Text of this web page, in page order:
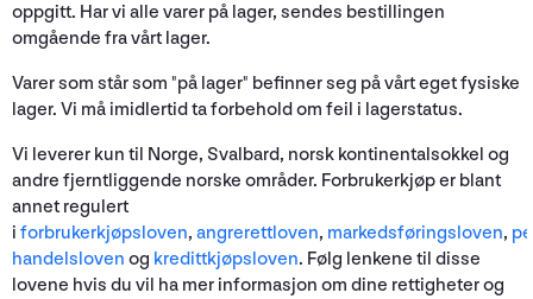
oppgitt. Har vi alle varer på lager, sendes bestillingen
omgående fra vårt lager.
Varer som står som "på lager" befinner seg på vårt eget fysiske
lager. Vi må imidlertid ta forbehold om feil i lagerstatus.
Vi leverer kun til Norge, Svalbard, norsk kontinentalsokkel og
andre fjerntliggende norske områder. Forbrukerkjøp er blant
annet regulert
i forbrukerkjøpsloven, angrerettloven, markedsføringsloven,
handelsloven og kredittkjøpsloven. Følg lenkene til disse
lovene hvis du vil ha mer informasjon om dine rettigheter og